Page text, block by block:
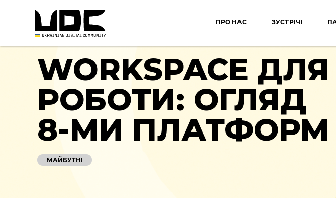
ПРО НАС ЗУСТРІЧІ
WORKSPACE ДЛЯ
РОБОТИ: ОГЛЯД
8-МИ ПЛАТФОРМ
МАЙБУТНІ